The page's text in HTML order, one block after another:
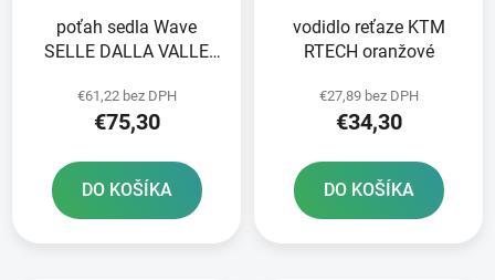
poťah sedla Wave
SELLE DALLA VALLE
€61,22 bez DPH
€75,30
DO KOŠÍKA
vodidlo reťaze KTM
RTECH oranžové
€27,89 bez DPH
€34,30
DO KOŠÍKA